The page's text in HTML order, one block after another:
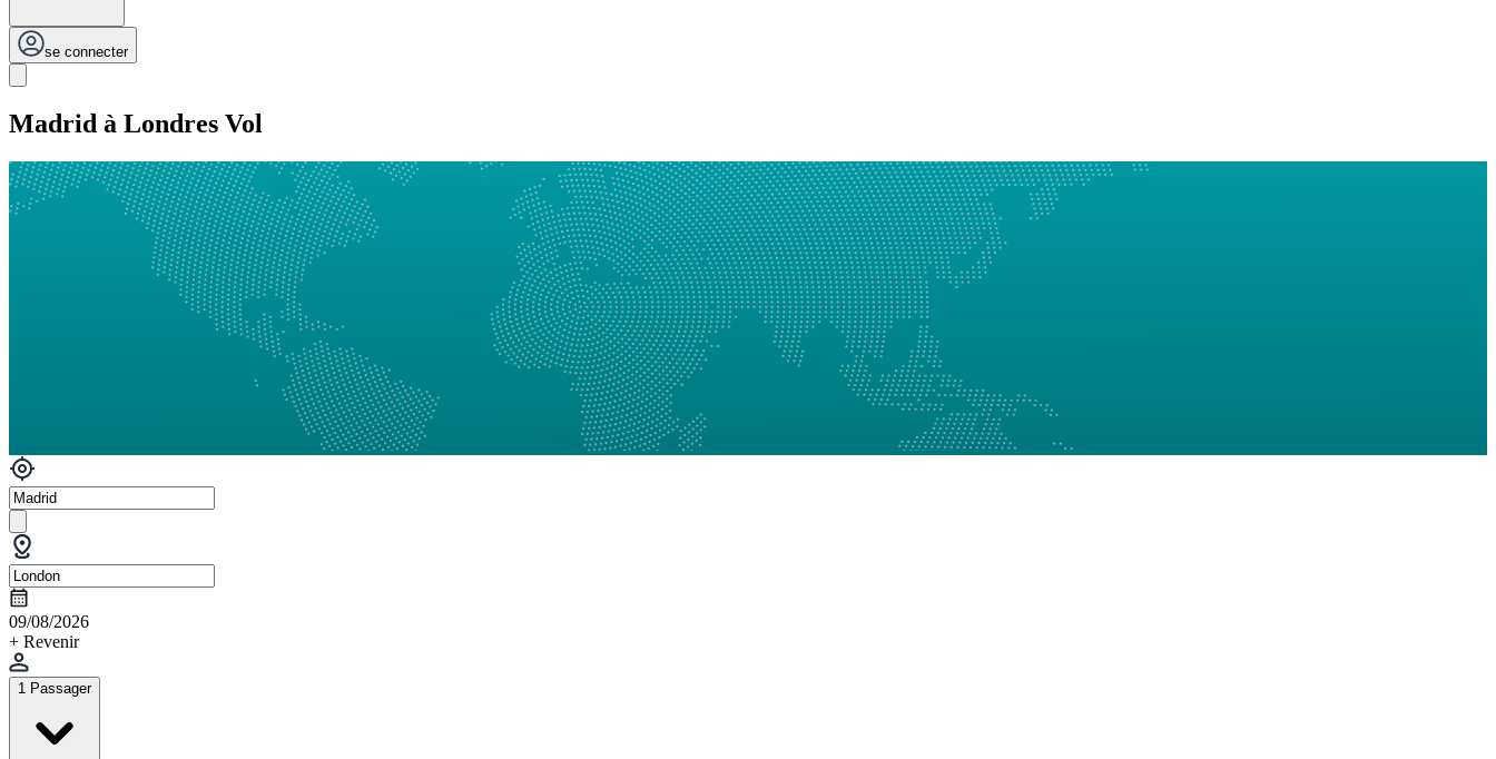
se connecter
Madrid à Londres Vol
09/08/2026
+ Revenir
1 Passager